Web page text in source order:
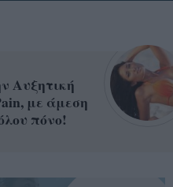
Αυξητική
με άμεση
πόνο!